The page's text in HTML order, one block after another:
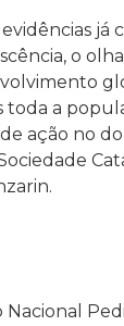
já
o
toda a
ação no
Nacional